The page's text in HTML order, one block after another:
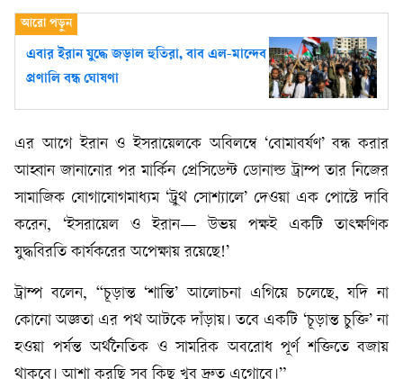
এবার ইরান যুদ্ধে জড়াল হুতিরা, বাব এল-মান্দেব
প্রণালি বন্ধ ঘোষণা
এর আগে ইরান ও ইসরায়েলকে অবিলম্বে ‘বোমাবর্ষণ’ বন্ধ করার
আহ্বান জানানোর পর মার্কিন প্রেসিডেন্ট ডোনাল্ড ট্রাম্প তার নিজের
সামাজিক যোগাযোগমাধ্যম ‘ট্রুথ সোশ্যালে’ দেওয়া এক পোস্টে দাবি
করেন, ‘ইসরায়েল ও ইরান— উভয় পক্ষই একটি তাৎক্ষণিক
যুদ্ধবিরতি কার্যকরের অপেক্ষায় রয়েছে!’
ট্রাম্প বলেন, “চূড়ান্ত ‘শান্তি’ আলোচনা এগিয়ে চলেছে, যদি না
কোনো অজ্ঞতা এর পথ আটকে দাঁড়ায়। তবে একটি ‘চূড়ান্ত চুক্তি’ না
হওয়া পর্যন্ত অর্থনৈতিক ও সামরিক অবরোধ পূর্ণ শক্তিতে বজায়
থাকবে। আশা করছি সব কিছু খুব দ্রুত এগোবে।”